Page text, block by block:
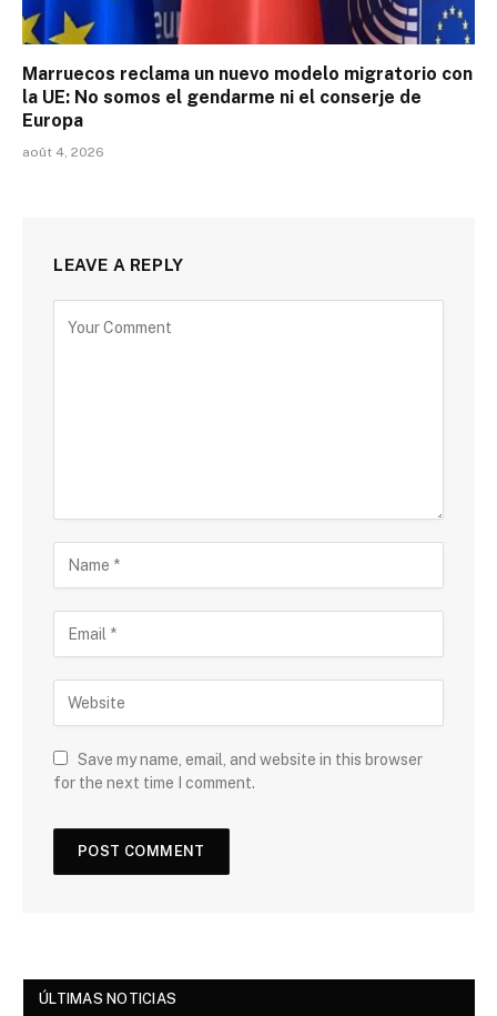
Marruecos reclama un nuevo modelo migratorio con
la UE: No somos el gendarme ni el conserje de
Europa
août 4, 2026
LEAVE A REPLY
Save my name, email, and website in this browser
for the next time I comment.
ÚLTIMAS NOTICIAS